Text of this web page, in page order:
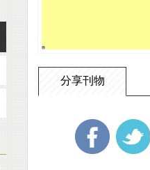
分享刊物